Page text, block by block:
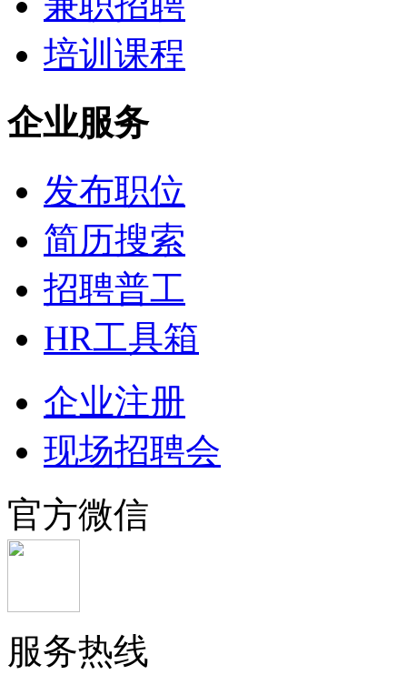
培训课程
企业服务
发布职位
简历搜索
招聘普工
HR工具箱
企业注册
现场招聘会
官方微信
服务热线